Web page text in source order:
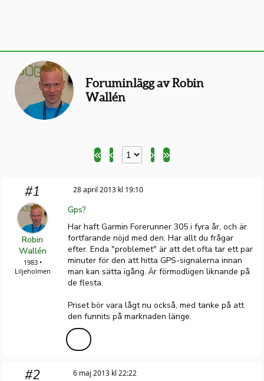
Foruminlägg av Robin
Wallén
#1
Robin
Wallén
1983 •
Liljeholmen
28 april 2013 kl 19:10
Gps?
Har haft Garmin Forerunner 305 i fyra år, och är
fortfarande nöjd med den. Har allt du frågar
efter. Enda "problemet" är att det ofta tar ett par
minuter för den att hitta GPS-signalerna innan
man kan sätta igång. Är förmodligen liknande på
de flesta.
Priset bör vara lågt nu också, med tanke på att
den funnits på marknaden länge.
#2 6 maj 2013 kl 22:22